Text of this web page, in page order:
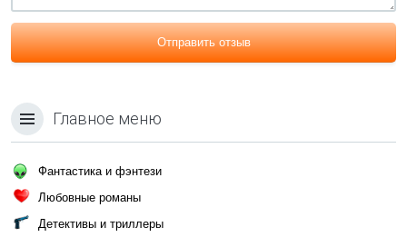
Отправить отзыв
Главное меню
Фантастика и фэнтези
Любовные романы
Детективы и триллеры